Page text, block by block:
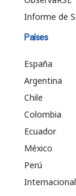
Informe de
Países
España
Argentina
Chile
Colombia
Ecuador
México
Perú
Internacional